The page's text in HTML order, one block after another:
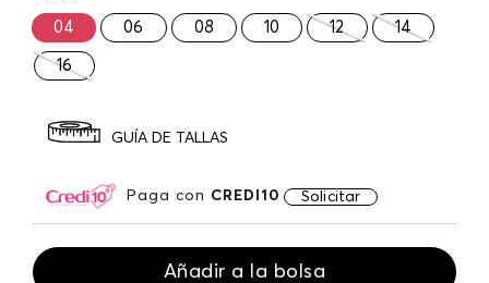
04 06 08 10 12 14
16
GUÍA DE TALLAS
Paga con CREDI10 Solicitar
Añadir a la bolsa